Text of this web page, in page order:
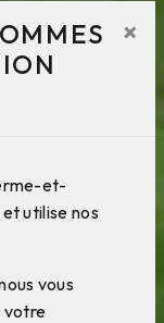
×
et-
utilise nos
vous
votre